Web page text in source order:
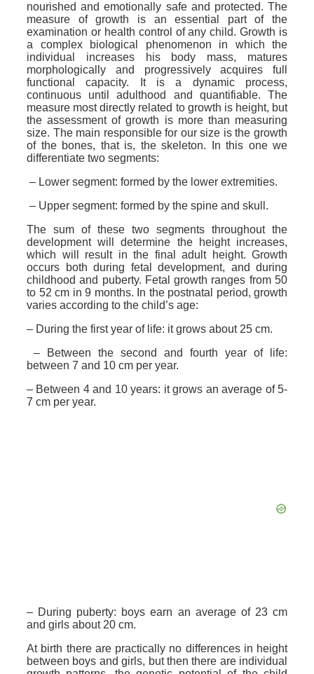
nourished and emotionally safe and protected. The
measure of growth is an essential part of the
examination or health control of any child. Growth is
a complex biological phenomenon in which the
individual increases his body mass, matures
morphologically and progressively acquires full
functional capacity. It is a dynamic process,
continuous until adulthood and quantifiable. The
measure most directly related to growth is height, but
the assessment of growth is more than measuring
size. The main responsible for our size is the growth
of the bones, that is, the skeleton. In this one we
differentiate two segments:
– Lower segment: formed by the lower extremities.
– Upper segment: formed by the spine and skull.
The sum of these two segments throughout the
development will determine the height increases,
which will result in the final adult height. Growth
occurs both during fetal development, and during
childhood and puberty. Fetal growth ranges from 50
to 52 cm in 9 months. In the postnatal period, growth
varies according to the child’s age:
– During the first year of life: it grows about 25 cm.
– Between the second and fourth year of life:
between 7 and 10 cm per year.
– Between 4 and 10 years: it grows an average of 5-
7 cm per year.
– During puberty: boys earn an average of 23 cm
and girls about 20 cm.
At birth there are practically no differences in height
between boys and girls, but then there are individual